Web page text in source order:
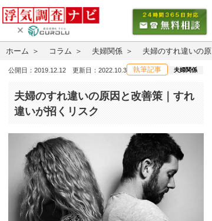
ホーム コラム 夫婦関係 夫婦のすれ違いの
公開日：2019.12.12 更新日：2022.10.3 執筆記事 夫婦関係
夫婦のすれ違いの原因と改善策｜すれ
違いが招くリスク